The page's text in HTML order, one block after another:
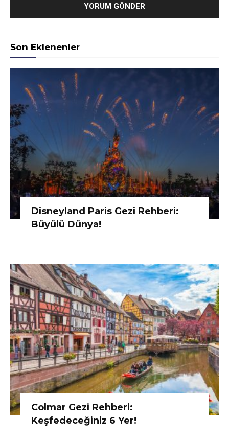
Son Eklenenler
Disneyland Paris Gezi Rehberi:
Büyülü Dünya!
Colmar Gezi Rehberi:
Keşfedeceğiniz 6 Yer!